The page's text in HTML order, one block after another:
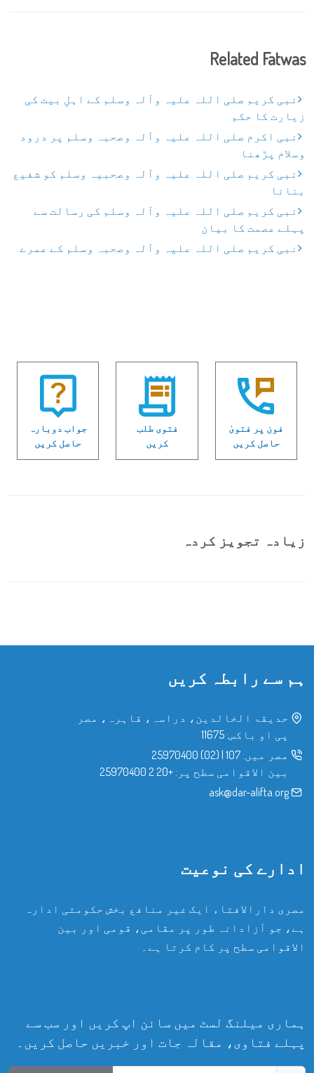
Related Fatwas
نبی کریم صلی اللہ علیہ وآلہ وسلم کے اہلِ بیت کی
زیارت کا حکم
نبی اکرم صلی اللہ علیہ وآلہ وصحبہ وسلم پر درود
وسلام پڑھنا
نبی کریم صلی اللہ علیہ وآلہ وصحبیہ وسلم کو شفیع
بنانا
نبی کریم صلی اللہ علیہ وآلہ وسلم کی رسالت سے
پہلے عصمت کا بیان
نبی کریم صلی اللہ علیہ وآلہ وصحبہ وسلم کے عمرے
فون پر فتویٰ
حاصل کریں
فتوی طلب
کریں
جواب دوبارہ
حاصل کریں
زیادہ تجویز کردہ
ہم سے رابطہ کریں
حدیقۃ الخالدین، دراسہ، قاہرہ، مصر
پی او باکس: 11675
مصر میں: 107
|
(02) 25970400
بین الاقوامی سطح پر: +20 2 25970400
ask@dar-alifta.org
ادارے کی نوعیت
مصری دارالافتاء ایک غیر منافع بخش حکومتی ادارہ
ہے، جو آزادانہ طور پر مقامی، قومی اور بین
الاقوامی سطح پر کام کرتا ہے۔
ہماری میلنگ لسٹ میں سائن اپ کریں اور سب سے
پہلے فتاوی، مقالہ جات اور خبریں حاصل کریں۔